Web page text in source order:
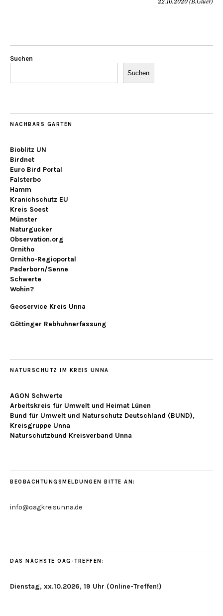
22.10.2020 (B.Glüer)
Suchen
Suchen
NACHBARS GARTEN
Bioblitz UN
Birdnet
Euro Bird Portal
Falsterbo
Hamm
Kranichschutz EU
Kreis Soest
Münster
Naturgucker
Observation.org
Ornitho
Ornitho-Regioportal
Paderborn/Senne
Schwerte
Wohin?
Geoservice Kreis Unna
Göttinger Rebhuhnerfassung
NATURSCHUTZ IM KREIS UNNA
AGON Schwerte
Arbeitskreis für Umwelt und Heimat Lünen
Bund für Umwelt und Naturschutz Deutschland (BUND),
Kreisgruppe Unna
Naturschutzbund Kreisverband Unna
BEOBACHTUNGSMELDUNGEN BITTE AN:
info@oagkreisunna.de
DAS NÄCHSTE OAG-TREFFEN:
Dienstag, xx.10.2026, 19 Uhr (Online-Treffen!)